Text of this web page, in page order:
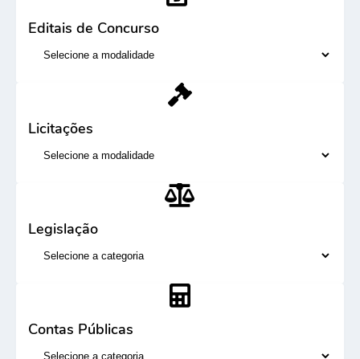
Editais de Concurso
Licitações
Legislação
Contas Públicas